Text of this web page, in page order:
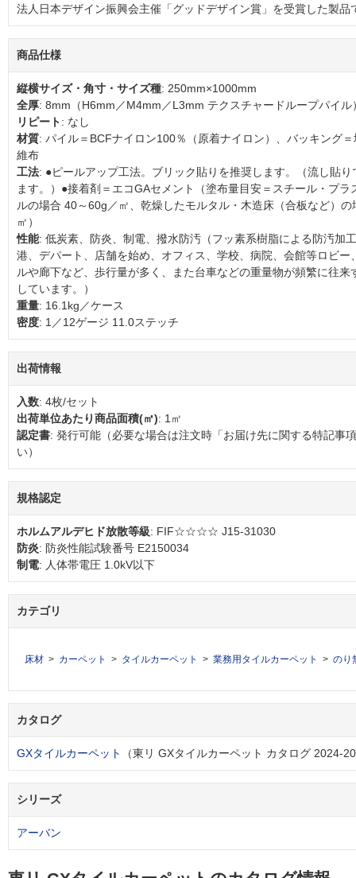
法人日本デザイン振興会主催「グッドデザイン賞」を受賞した製品
商品仕様
縦横サイズ・角寸・サイズ種: 250mm×1000mm
全厚: 8mm（H6mm／M4mm／L3mm テクスチャードループパイル
リピート: なし
材質: パイル＝BCFナイロン100％（原着ナイロン）、バッキング
維布
工法: ●ピールアップ工法。ブリック貼りを推奨します。（流し貼
ます。）●接着剤＝エコGAセメント（塗布量目安＝スチール・プラ
ルの場合 40～60g／㎡、乾燥したモルタル・木造床（合板など）
㎡）
性能: 低炭素、防炎、制電、撥水防汚（フッ素系樹脂による防汚加
港、デパート、店舗を始め、オフィス、学校、病院、会館等ロビー
ルや廊下など、歩行量が多く、また台車などの重量物が頻繁に往来
しています。）
重量: 16.1kg／ケース
密度: 1／12ゲージ 11.0ステッチ
出荷情報
入数: 4枚/セット
出荷単位あたり商品面積(㎡): 1㎡
認定書: 発行可能（必要な場合は注文時「お届け先に関する特記事
い）
規格認定
ホルムアルデヒド放散等級: FIF☆☆☆☆ J15-31030
防炎: 防炎性能試験番号 E2150034
制電: 人体帯電圧 1.0kV以下
カテゴリ
床材 カーペット タイルカーペット 業務用タイルカーペット のり
カタログ
GXタイルカーペット （東リ GXタイルカーペット カタログ 2024-
シリーズ
アーバン